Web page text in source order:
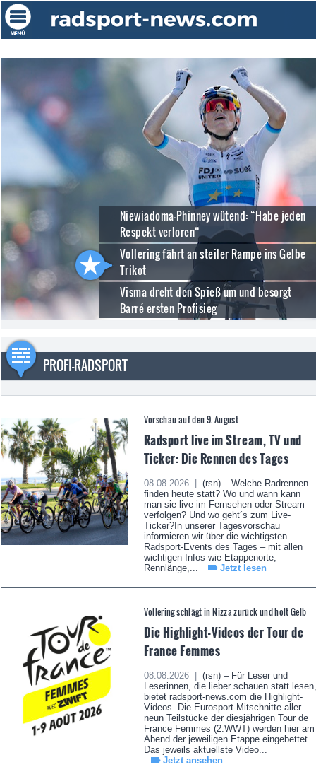
Niewiadoma-Phinney wütend: “Habe jeden
Respekt verloren“
Vollering fährt an steiler Rampe ins Gelbe
Trikot
Visma dreht den Spieß um und besorgt
Barré ersten Profisieg
PROFI-RADSPORT
Vorschau auf den 9. August
Radsport live im Stream, TV und
Ticker: Die Rennen des Tages
08.08.2026 |
(rsn) – Welche Radrennen
finden heute statt? Wo und wann kann
man sie live im Fernsehen oder Stream
verfolgen? Und wo geht´s zum Live-
Ticker?In unserer Tagesvorschau
informieren wir über die wichtigsten
Radsport-Events des Tages – mit allen
wichtigen Infos wie Etappenorte,
Rennlänge,...
Jetzt lesen
Vollering schlägt in Nizza zurück und holt Gelb
Die Highlight-Videos der Tour de
France Femmes
08.08.2026 |
(rsn) – Für Leser und
Leserinnen, die lieber schauen statt lesen,
bietet radsport-news.com die Highlight-
Videos. Die Eurosport-Mitschnitte aller
neun Teilstücke der diesjährigen Tour de
France Femmes (2.WWT) werden hier am
Abend der jeweiligen Etappe eingebettet.
Das jeweils aktuellste Video...
Jetzt ansehen